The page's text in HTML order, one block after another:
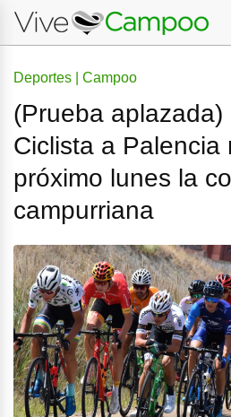
Deportes | Campoo
(Prueba aplazada)
Ciclista a Palencia
próximo lunes la
campurriana